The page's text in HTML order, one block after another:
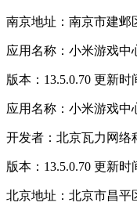
南京地址：南京市建邺
应用名称：小米游戏中
版本：13.5.0.70 更新时
应用名称：小米游戏中
开发者：北京瓦力网络
版本：13.5.0.70 更新时
北京地址：北京市昌平